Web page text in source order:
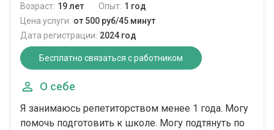
Возраст: 19 лет Опыт: 1 год
Цена услуги: от 500 руб/45 минут
Дата регистрации: 2024 год
Бесплатно связаться с работником
О себе
Я занимаюсь репетиторством менее 1 года. Могу
помочь подготовить к школе. Могу подтянуть по